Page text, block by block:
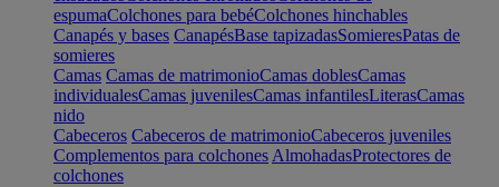
espumaColchones para bebéColchones hinchables
Canapés y bases CanapésBase tapizadasSomieresPatas de
somieres
Camas Camas de matrimonioCamas doblesCamas
individualesCamas juvenilesCamas infantilesLiterasCamas
nido
Cabeceros Cabeceros de matrimonioCabeceros juveniles
Complementos para colchones AlmohadasProtectores de
colchones